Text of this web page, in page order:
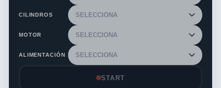
CILINDROS
MOTOR
ALIMENTACIÓN
START